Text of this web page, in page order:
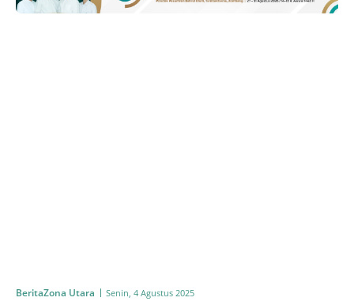
BeritaZona Utara Senin, 4 Agustus 2025